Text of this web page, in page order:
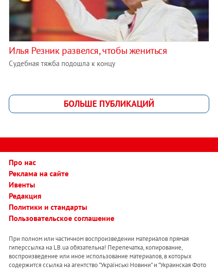
Илья Резник развелся, чтобы жениться
Судебная тяжба подошла к концу
БОЛЬШЕ ПУБЛИКАЦИЙ
Про нас
Реклама на сайте
Ивенты
Редакция
Политики и стандарты
Пользовательское соглашение
При полном или частичном воспроизведении материалов прямая
гиперссылка на LB.ua обязательна! Перепечатка, копирование,
воспроизведение или иное использование материалов, в которых
содержится ссылка на агентство "Українськi Новини" и "Украинская Фото